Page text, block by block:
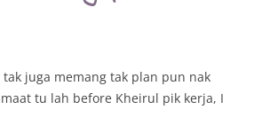
juga memang tak plan pun nak
tu lah before Kheirul pik kerja, I